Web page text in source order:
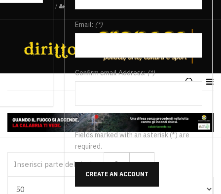
/
Email: (*)
Confirm email Address:(*)
Fields marked with an asterisk (*) are
required.
CREATE AN ACCOUNT